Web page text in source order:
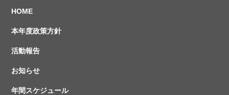
HOME
本年度政策方針
活動報告
お知らせ
年間スケジュール